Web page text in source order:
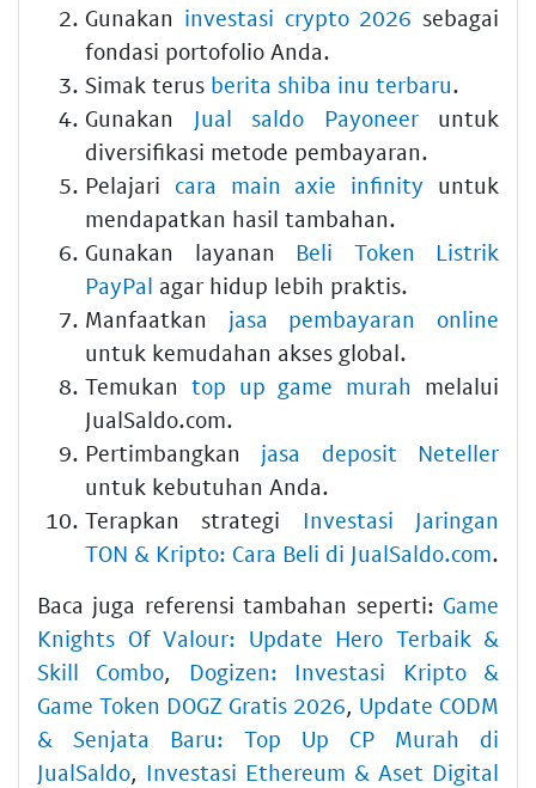
Gunakan investasi crypto 2026 sebagai
fondasi portofolio Anda.
Simak terus berita shiba inu terbaru.
Gunakan Jual saldo Payoneeruntuk
diversifikasi metode pembayaran.
Pelajari cara main axie infinity untuk
mendapatkan hasil tambahan.
Gunakan layanan Beli Token Listrik
PayPal agar hidup lebih praktis.
Manfaatkan jasa pembayaran online
untuk kemudahan akses global.
Temukan top up game murah melalui
JualSaldo.com.
Pertimbangkan jasa deposit Neteller
untuk kebutuhan Anda.
Terapkan strategi Investasi Jaringan
TON & Kripto: Cara Beli di JualSaldo.com.
Baca juga referensi tambahan seperti: Game
Knights Of Valour: Update Hero Terbaik &
Skill Combo, Dogizen: Investasi Kripto &
Game Token DOGZ Gratis 2026, Update CODM
& Senjata Baru: Top Up CP Murah di
JualSaldo, Investasi Ethereum & Aset Digital